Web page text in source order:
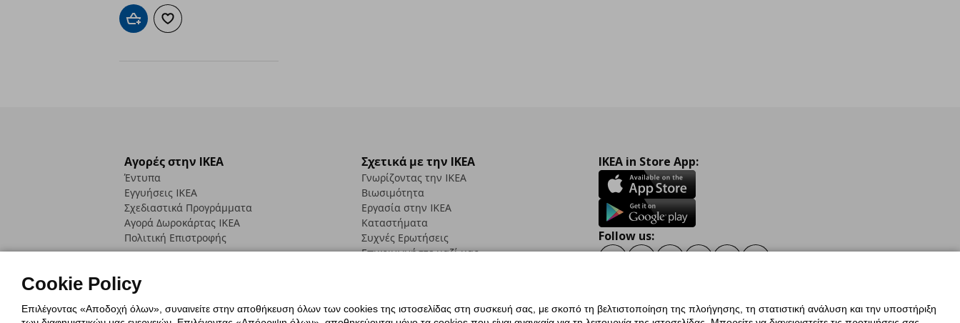
Προσθήκη στο καλάθι
Προσθήκη στα αγαπημένα
Αγορές στην IKEA
Έντυπα
Εγγυήσεις IKEA
Σχεδιαστικά Προγράμματα
Αγορά Δωρoκάρτας IKEA
Πολιτική Επιστροφής
Σχετικά με την IKEA
Γνωρίζοντας την IKEA
Βιωσιμότητα
Εργασία στην IKEA
Καταστήματα
Συχνές Ερωτήσεις
Επικοινωνήστε μαζί μας
IKEA in Store App:
Follow us:
Cookie Policy
Επιλέγοντας «Αποδοχή όλων», συναινείτε στην αποθήκευση όλων των cookies της ιστοσελίδας στη συσκευή σας, με σκοπό τη βελτιστοποίηση της πλοήγησης, τη στατιστική ανάλυση και την υποστήριξη